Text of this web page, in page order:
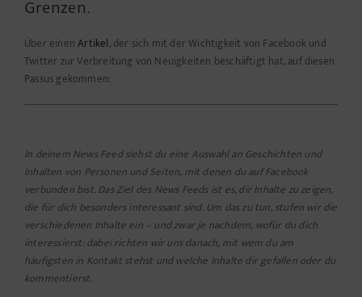
Grenzen.
Über einenArtikel, der sich mit der Wichtigkeit von Facebook und
Twitter zur Verbreitung von Neuigkeiten beschäftigt hat, auf diesen
Passus gekommen:
In deinem News Feed siehst du eine Auswahl an Geschichten und
Inhalten von Personen und Seiten, mit denen du auf Facebook
verbunden bist. Das Ziel des News Feeds ist es, dir Inhalte zu zeigen,
die für dich besonders interessant sind. Um das zu tun, stufen wir die
verschiedenen Inhalte ein – und zwar je nachdem, wofür du dich
interessierst: dabei richten wir uns danach, mit wem du am
häufigsten in Kontakt stehst und welche Inhalte dir gefallen oder du
kommentierst.